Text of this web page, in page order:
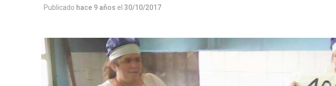
Publicado hace 9 años el 30/10/2017